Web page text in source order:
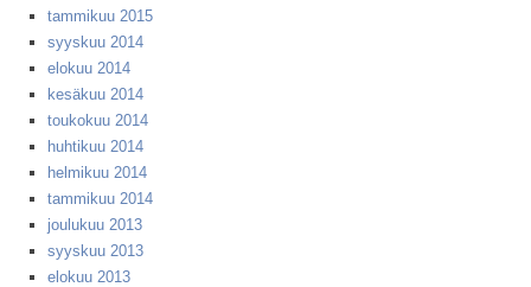
tammikuu 2015
syyskuu 2014
elokuu 2014
kesäkuu 2014
toukokuu 2014
huhtikuu 2014
helmikuu 2014
tammikuu 2014
joulukuu 2013
syyskuu 2013
elokuu 2013